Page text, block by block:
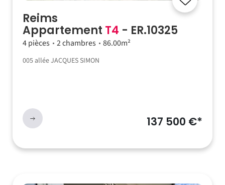
Reims
Appartement T4 - ER.10325
4 pièces 2 chambres 86.00m²
005 allée JACQUES SIMON
137 500 €*